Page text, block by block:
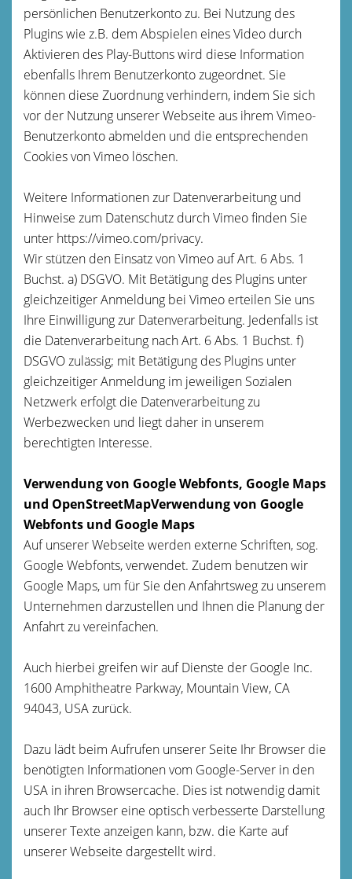
persönlichen Benutzerkonto zu. Bei Nutzung des
Plugins wie z.B. dem Abspielen eines Video durch
Aktivieren des Play-Buttons wird diese Information
ebenfalls Ihrem Benutzerkonto zugeordnet. Sie
können diese Zuordnung verhindern, indem Sie sich
vor der Nutzung unserer Webseite aus ihrem Vimeo-
Benutzerkonto abmelden und die entsprechenden
Cookies von Vimeo löschen.
Weitere Informationen zur Datenverarbeitung und
Hinweise zum Datenschutz durch Vimeo finden Sie
unter https://vimeo.com/privacy.
Wir stützen den Einsatz von Vimeo auf Art. 6 Abs. 1
Buchst. a) DSGVO. Mit Betätigung des Plugins unter
gleichzeitiger Anmeldung bei Vimeo erteilen Sie uns
Ihre Einwilligung zur Datenverarbeitung. Jedenfalls ist
die Datenverarbeitung nach Art. 6 Abs. 1 Buchst. f)
DSGVO zulässig; mit Betätigung des Plugins unter
gleichzeitiger Anmeldung im jeweiligen Sozialen
Netzwerk erfolgt die Datenverarbeitung zu
Werbezwecken und liegt daher in unserem
berechtigten Interesse.
Verwendung von Google Webfonts, Google Maps
und OpenStreetMapVerwendung von Google
Webfonts und Google Maps
Auf unserer Webseite werden externe Schriften, sog.
Google Webfonts, verwendet. Zudem benutzen wir
Google Maps, um für Sie den Anfahrtsweg zu unserem
Unternehmen darzustellen und Ihnen die Planung der
Anfahrt zu vereinfachen.
Auch hierbei greifen wir auf Dienste der Google Inc.
1600 Amphitheatre Parkway, Mountain View, CA
94043, USA zurück.
Dazu lädt beim Aufrufen unserer Seite Ihr Browser die
benötigten Informationen vom Google-Server in den
USA in ihren Browsercache. Dies ist notwendig damit
auch Ihr Browser eine optisch verbesserte Darstellung
unserer Texte anzeigen kann, bzw. die Karte auf
unserer Webseite dargestellt wird.